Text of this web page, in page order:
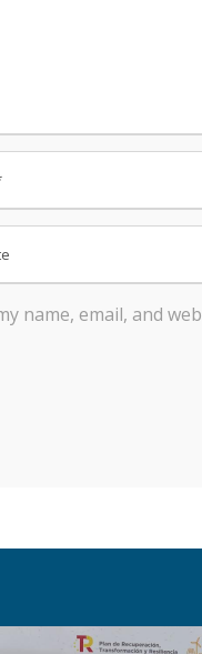
name, email, and